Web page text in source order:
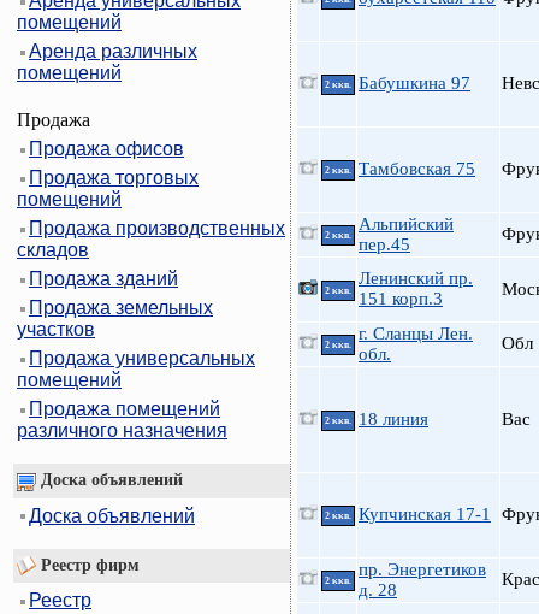
помещений
Аренда различных
помещений
Продажа
Продажа офисов
Продажа торговых
помещений
Продажа производственных
складов
Продажа зданий
Продажа земельных
участков
Продажа универсальных
помещений
Продажа помещений
различного назначения
Доска объявлений
Доска объявлений
Реестр фирм
Реестр
2 ккв. Бабушкина 97
2 ккв. Тамбовская 75
2 ккв.
Альпийский
пер.45
2 ккв.
Ленинский пр.
151 корп.3
2 ккв.
г. Сланцы Лен.
обл.
Обл
2 ккв. 18 линия Вас
2 ккв. Купчинская 17-1
2 ккв.
пр. Энергетиков
д. 28